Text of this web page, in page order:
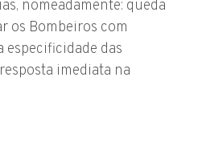
nomeadamente: queda
os Bombeiros com
especificidade das
imediata na